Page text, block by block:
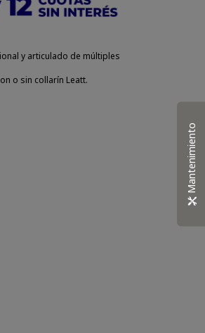
y articulado de múltiples
o sin collarín Leatt.
Mantenimiento